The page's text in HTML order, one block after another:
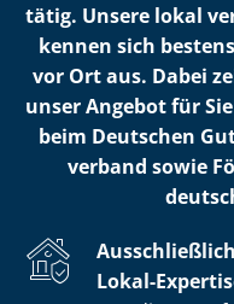
tätig. Unsere lokal
kennen sich
vor Ort aus. Dabei
unser Angebot für
beim Deutschen
ver­band sowie
Lokal-